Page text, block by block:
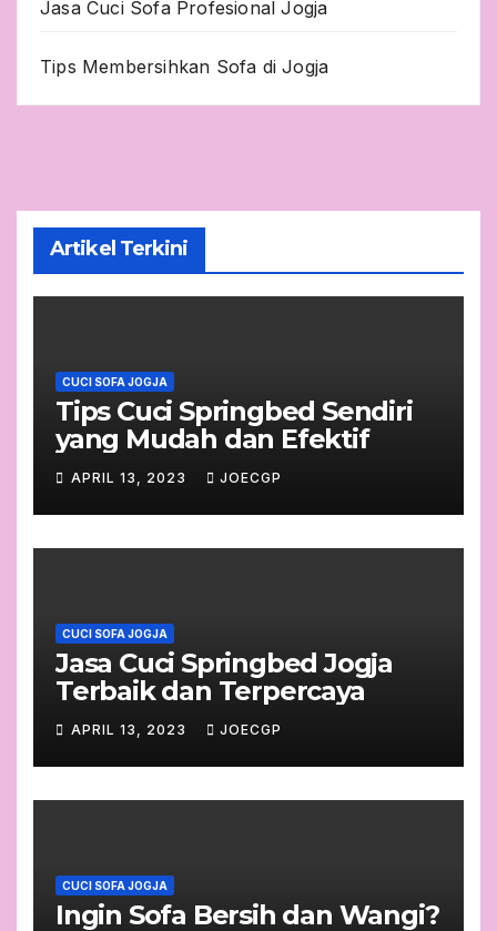
Jasa Cuci Sofa Profesional Jogja
Tips Membersihkan Sofa di Jogja
Artikel Terkini
CUCI SOFA JOGJA
Tips Cuci Springbed Sendiri
yang Mudah dan Efektif
APRIL 13, 2023 JOECGP
CUCI SOFA JOGJA
Jasa Cuci Springbed Jogja
Terbaik dan Terpercaya
APRIL 13, 2023 JOECGP
CUCI SOFA JOGJA
Ingin Sofa Bersih dan Wangi?